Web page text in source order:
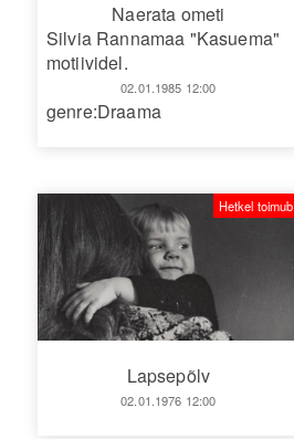
Naerata ometi
Silvia Rannamaa "Kasuema"
motiividel.
02.01.1985 12:00
genre:Draama
Lapsepõlv
02.01.1976 12:00
Hetkel toimub